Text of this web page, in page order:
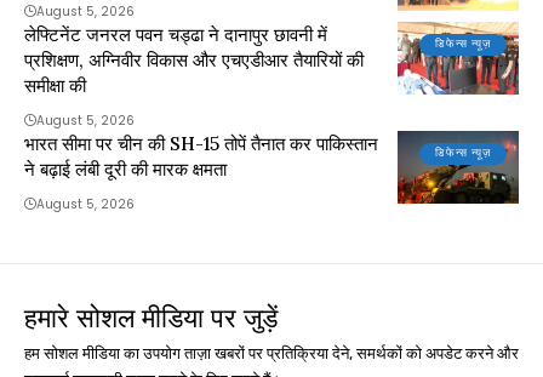
August 5, 2026
डिफेन्स न्यूज़
लेफ्टिनेंट जनरल पवन चड्ढा ने दानापुर छावनी में
प्रशिक्षण, अग्निवीर विकास और एचएडीआर तैयारियों की
समीक्षा की
August 5, 2026
डिफेन्स न्यूज़
भारत सीमा पर चीन की SH-15 तोपें तैनात कर पाकिस्तान
ने बढ़ाई लंबी दूरी की मारक क्षमता
August 5, 2026
हमारे सोशल मीडिया पर जुड़ें
हम सोशल मीडिया का उपयोग ताज़ा खबरों पर प्रतिक्रिया देने, समर्थकों को अपडेट करने और